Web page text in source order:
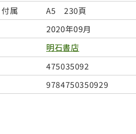
属
A5 230頁
2020年09月
明石書店
475035092
9784750350929